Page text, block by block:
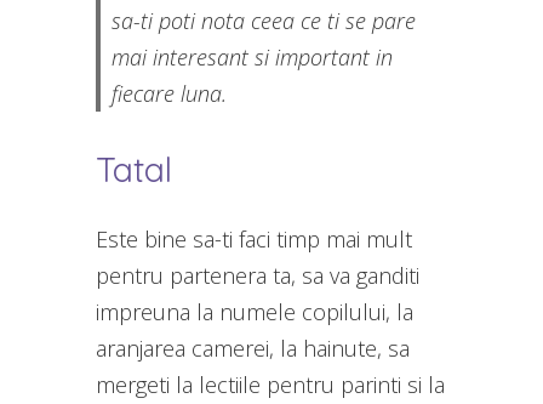
sa-ti poti nota ceea ce ti se pare
mai interesant si important in
fiecare luna.
Tatal
Este bine sa-ti faci timp mai mult
pentru partenera ta, sa va ganditi
impreuna la numele copilului, la
aranjarea camerei, la hainute, sa
mergeti la lectiile pentru parinti si la